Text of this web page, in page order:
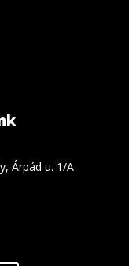
Árpád u. 1/A